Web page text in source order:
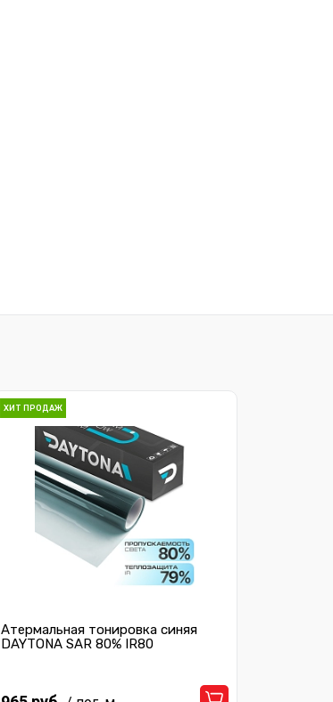
ХИТ ПРОДАЖ
Атермальная тонировка синяя
DAYTONA SAR 80% IR80